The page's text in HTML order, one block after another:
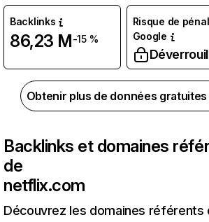
Backlinks
86,23 M-15 %
Risque de
Google
Obtenir plus de données
Backlinks et domaines
de
netflix.com
Découvrez les domaines référents